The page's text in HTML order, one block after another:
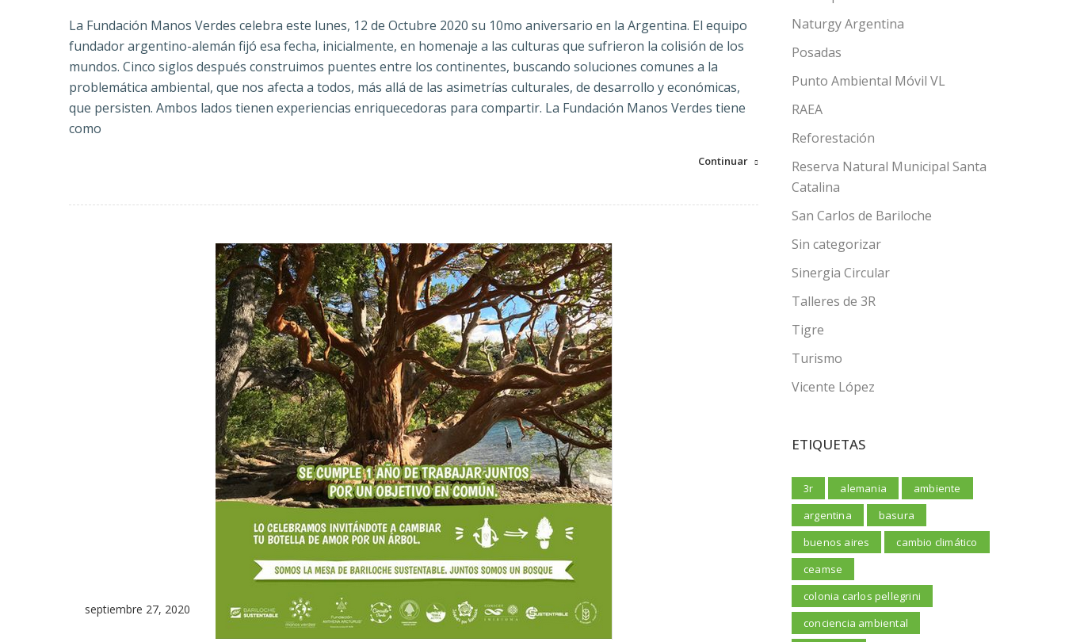
La Fundación Manos Verdes celebra este lunes, 12 de Octubre 2020 su 10mo aniversario en la Argentina. El equipo
fundador argentino-alemán fijó esa fecha, inicialmente, en homenaje a las culturas que sufrieron la colisión de los
mundos. Cinco siglos después construimos puentes entre los continentes, buscando soluciones comunes a la
problemática ambiental, que nos afecta a todos, más allá de las asimetrías culturales, de desarrollo y económicas,
que persisten. Ambos lados tienen experiencias enriquecedoras para compartir. La Fundación Manos Verdes tiene
como
Continuar
septiembre 27, 2020
Naturgy Argentina
Posadas
Punto Ambiental Móvil VL
RAEA
Reforestación
Reserva Natural Municipal Santa
Catalina
San Carlos de Bariloche
Sin categorizar
Sinergia Circular
Talleres de 3R
Tigre
Turismo
Vicente López
ETIQUETAS
3r alemania
ambiente
argentina
basura
buenos aires
cambio climático
ceamse
colonia carlos pellegrini
conciencia ambiental